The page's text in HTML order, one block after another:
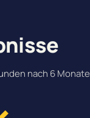
nach 6